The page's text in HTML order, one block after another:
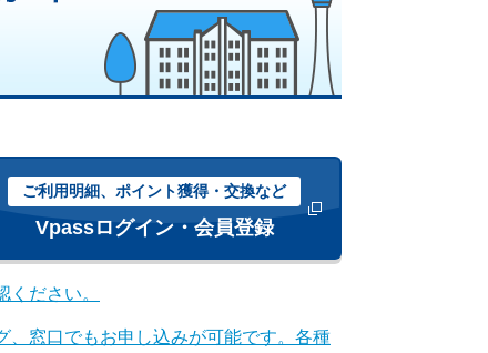
で開きます
ご利用明細、ポイント獲得・交換など
Vpassログイン・会員登録
新しいウィンドウで開きます
ださい。
、窓口でもお申し込みが可能です。各種